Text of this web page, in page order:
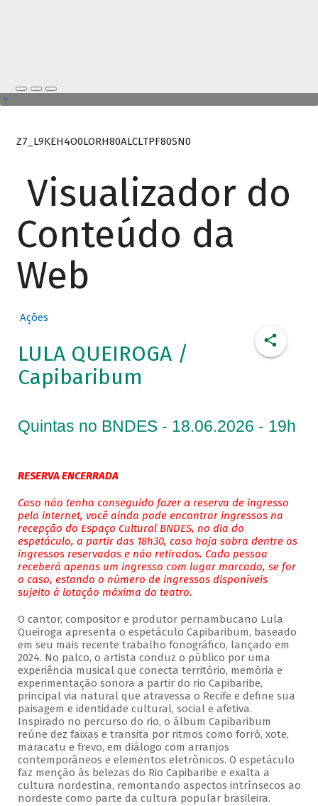
Z7_L9KEH4O0LORH80ALCLTPF80SN0
Visualizador do
Conteúdo da
Web
Ações
LULA QUEIROGA /
Capibaribum
Quintas no BNDES - 18.06.2026 - 19h
RESERVA ENCERRADA
Caso não tenha conseguido fazer a reserva de ingresso
pela internet, você ainda pode encontrar ingressos na
recepção do Espaço Cultural BNDES, no dia do
espetáculo, a partir das 18h30, caso haja sobra dentre os
ingressos reservados e não retirados. Cada pessoa
receberá apenas um ingresso com lugar marcado, se for
o caso, estando o número de ingressos disponíveis
sujeito à lotação máxima do teatro.
O cantor, compositor e produtor pernambucano Lula
Queiroga apresenta o espetáculo Capibaribum, baseado
em seu mais recente trabalho fonográfico, lançado em
2024. No palco, o artista conduz o público por uma
experiência musical que conecta território, memória e
experimentação sonora a partir do rio Capibaribe,
principal via natural que atravessa o Recife e define sua
paisagem e identidade cultural, social e afetiva.
Inspirado no percurso do rio, o álbum Capibaribum
reúne dez faixas e transita por ritmos como forró, xote,
maracatu e frevo, em diálogo com arranjos
contemporâneos e elementos eletrônicos. O espetáculo
faz menção às belezas do Rio Capibaribe e exalta a
cultura nordestina, remontando aspectos intrínsecos ao
nordeste como parte da cultura popular brasileira.